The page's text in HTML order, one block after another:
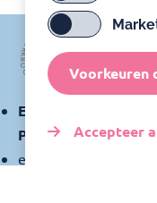
Expertisecentrum
Prematuren
Voorkeuren
Accepteer